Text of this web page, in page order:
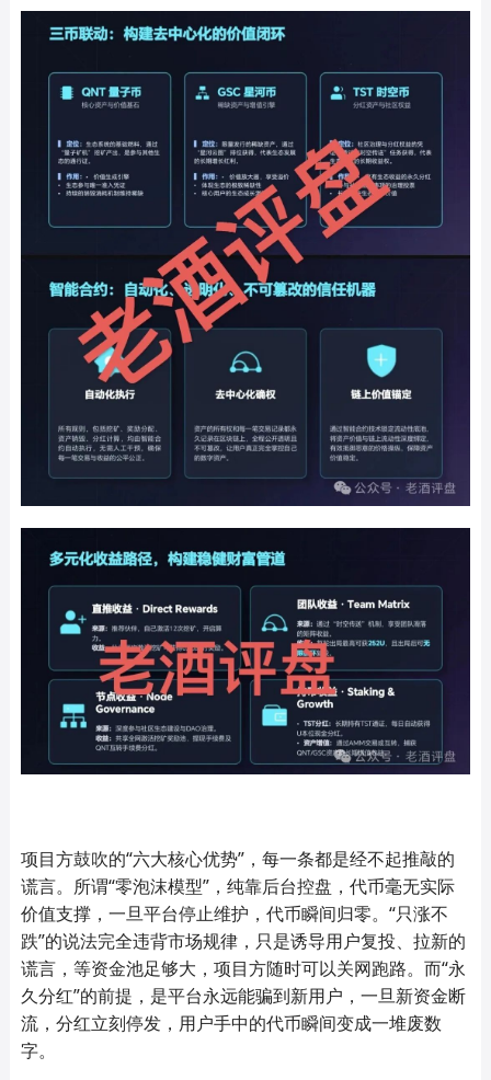
项目方鼓吹的“六大核心优势”，每一条都是经不起推敲的
谎言。所谓“零泡沫模型”，纯靠后台控盘，代币毫无实际
价值支撑，一旦平台停止维护，代币瞬间归零。“只涨不
跌”的说法完全违背市场规律，只是诱导用户复投、拉新的
谎言，等资金池足够大，项目方随时可以关网跑路。而“永
久分红”的前提，是平台永远能骗到新用户，一旦新资金断
流，分红立刻停发，用户手中的代币瞬间变成一堆废数
字。